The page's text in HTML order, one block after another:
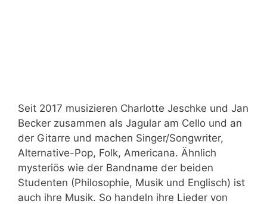
Seit 2017 musizieren Charlotte Jeschke und Jan
Becker zusammen als Jagular am Cello und an
der Gitarre und machen Singer/Songwriter,
Alternative-Pop, Folk, Americana. Ähnlich
mysteriös wie der Bandname der beiden
Studenten (Philosophie, Musik und Englisch) ist
auch ihre Musik. So handeln ihre Lieder von